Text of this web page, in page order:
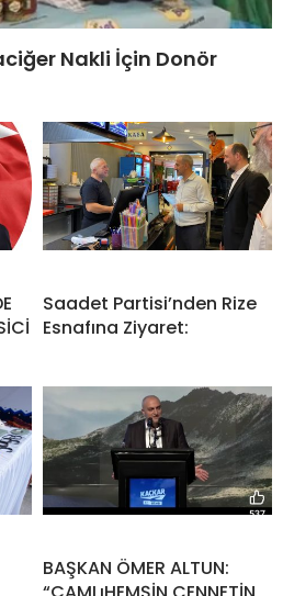
Nakli İçin Donör
Saadet Partisi’nden Rize
Esnafına Ziyaret:
BAŞKAN ÖMER ALTUN: